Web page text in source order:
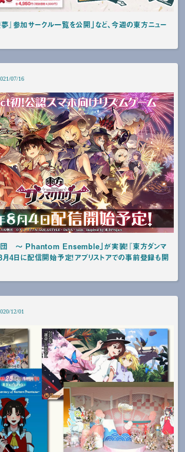
』参加サークル一覧を公開」など、今週の東方ニュー
07/16
団 ～ Phantom Ensemble」が実装！『東方ダンマ
4日に配信開始予定！アプリストアでの事前登録も開
12/01